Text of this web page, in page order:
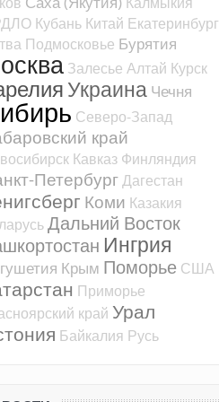
Кубань Китай Екатеринбург
Подмосковье Бурятия
Залесье Алтай Курск
Украина Чечня
Северо-Запад
край
Кавказ Финляндия
ПетербургДагестан
Коми Казакия
Дальний Восток
Ингрия
Крым Поморье США
Приморье
край Урал
Байкалия Русь